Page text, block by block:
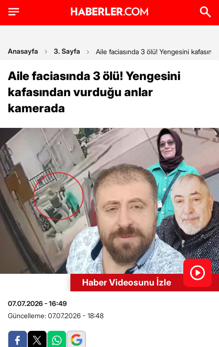
Anasayfa 3. Sayfa Aile faciasında 3 ölü! Yengesini
Aile faciasında 3 ölü! Yengesini
kafasından vurduğu anlar
kamerada
Haber Videosunu İzle
07.07.2026 - 16:49
Güncelleme: 07.07.2026 - 18:48